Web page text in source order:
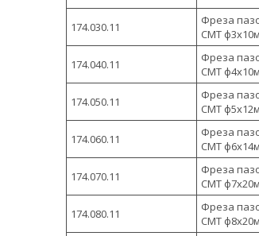
174.030.11
Фреза
CMT
174.040.11
Фреза
CMT
174.050.11
Фреза
CMT
174.060.11
Фреза
CMT
174.070.11
Фреза
CMT
174.080.11
Фреза
CMT